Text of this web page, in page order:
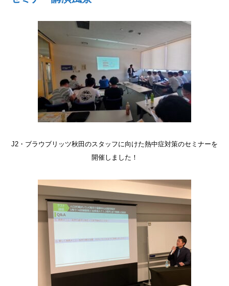
J2・ブラウブリッツ秋田のスタッフに向けた熱中症対策のセミナーを
開催しました！